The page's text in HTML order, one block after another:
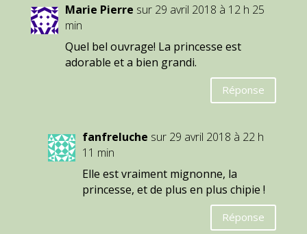
Marie Pierre sur 29 avril 2018 à 12 h 25
min
Quel bel ouvrage! La princesse est
adorable et a bien grandi.
Réponse
fanfreluche sur 29 avril 2018 à 22 h
11 min
Elle est vraiment mignonne, la
princesse, et de plus en plus chipie !
Réponse